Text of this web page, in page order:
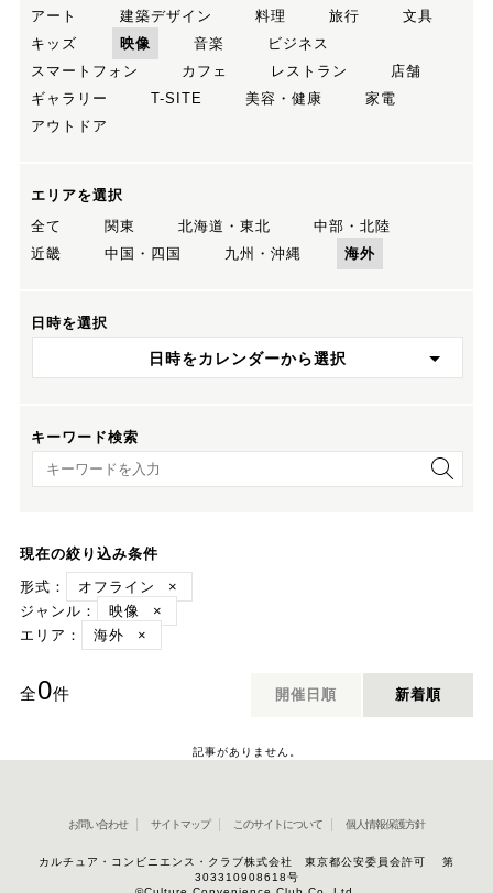
アート
建築デザイン 料理 旅行
文具
キッズ
映像 音楽
ビジネス
スマートフォン
カフェ レストラン
店舗
ギャラリー
T-SITE 美容・健康
家電
アウトドア
エリアを選択
全て
関東 北海道・東北
中部・北陸
近畿
中国・四国 九州・沖縄 海外
日時を選択
日時をカレンダーから選択
キーワード検索
キーワード検索
現在の絞り込み条件
形式：
オフライン
×
ジャンル：
映像
×
エリア：
海外 ×
全0件 開催日順 新着順
記事がありません。
お問い合わせ サイトマップ このサイトについて 個人情報保護方針
カルチュア・コンビニエンス・クラブ株式会社 東京都公安委員会許可 第
303310908618号